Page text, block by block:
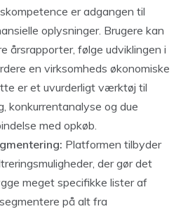
er adgangen til
oplysninger. Brugere kan
årsrapporter, følge udviklingen i
en virksomheds økonomiske
er et uvurderligt værktøj til
konkurrentanalyse og due
med opkøb.
Platformen tilbyder
der gør det
meget specifikke lister af
på alt fra